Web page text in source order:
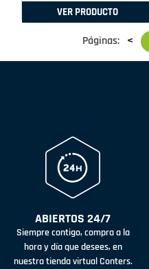
VER PRODUCTO
Páginas: <
ABIERTOS 24/7
Siempre contigo, compra a la
hora y día que desees, en
nuestra tienda virtual Conters.